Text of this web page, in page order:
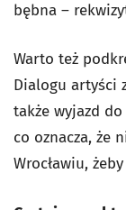
bębna –
Warto też
Dialogu artyści
także wyjazd
co oznacza, że
Wrocławiu,